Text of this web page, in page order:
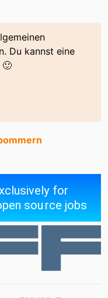
Du kannst eine
🙂